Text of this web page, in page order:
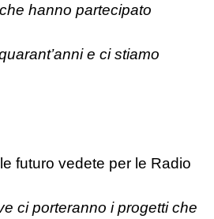
hanno partecipato
e ci stiamo
futuro vedete per le Radio
ci porteranno i progetti che